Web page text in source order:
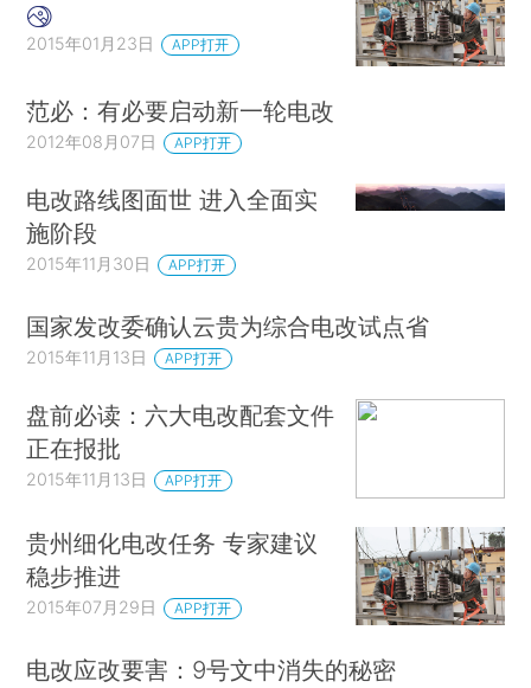
2015年01月23日 APP打开
范必：有必要启动新一轮电改
2012年08月07日 APP打开
电改路线图面世 进入全面实
施阶段
2015年11月30日 APP打开
国家发改委确认云贵为综合电改试点省
2015年11月13日 APP打开
盘前必读：六大电改配套文件
正在报批
2015年11月13日 APP打开
贵州细化电改任务 专家建议
稳步推进
2015年07月29日 APP打开
电改应改要害：9号文中消失的秘密